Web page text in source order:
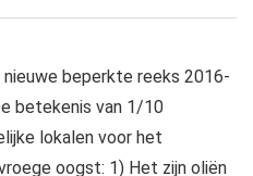
beperkte reeks 2016-
betekenis van 1/10
lokalen voor het
oogst: 1) Het zijn oliën